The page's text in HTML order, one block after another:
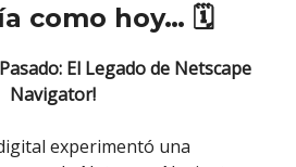
como hoy… 🗓
El Legado de Netscape
Navigator!
experimentó una